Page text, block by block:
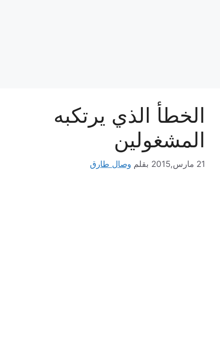
الخطأ الذي يرتكبه
المشغولين
21 مارس,2015 بقلم وصال طارق